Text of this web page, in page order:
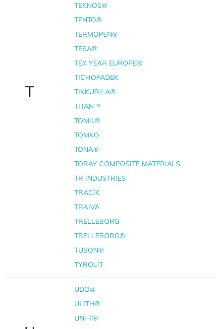
T
TEKNOS®
TENTO®
TERMOPEN®
TESA®
TEX YEAR EUROPE®
TICHOPADEK
TIKKURILA®
TITAN™
TOMIL®
TOMKO
TONA®
TORAY COMPOSITE MATERIALS
TR INDUSTRIES
TRACÍK
TRAIVA
TRELLEBORG
TRELLEBORG®
TUSON®
TYROLIT
UDO®
ULITH®
UNI-T®